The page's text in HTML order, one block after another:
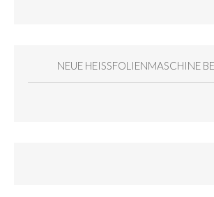
NEUE HEISSFOLIENMASCHINE